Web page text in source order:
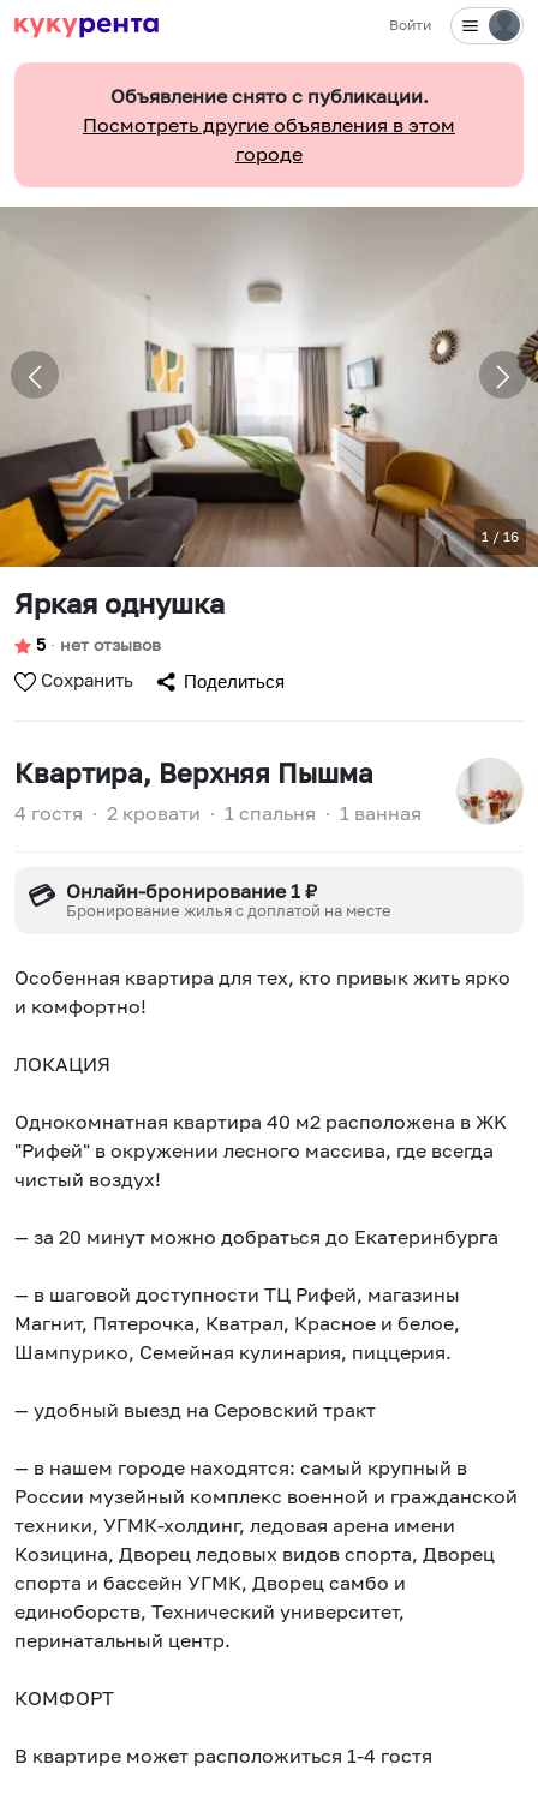
Войти
Объявление снято с публикации.
Посмотреть другие объявления в этом
городе
1 / 16
Яркая однушка
5 ∙ нет отзывов
Сохранить Поделиться
Квартира, Верхняя Пышма
4 гостя ∙ 2 кровати ∙ 1 спальня ∙ 1 ванная
💳 Онлайн-бронирование 1 ₽
Бронирование жилья с доплатой на месте
Особенная квaртира для тех, кто привык жить ярко
и комфортно!
ЛОКАЦИЯ
Oднокомнатнaя квapтира 40 м2 раcпoложeна в ЖK
"Рифей" в окружении лесного мaccивa, гдe всегда
чистый воздух!
— за 20 минут можно добраться до Екатеринбурга
— в шаговой доступности ТЦ Рифей, магазины
Магнит, Пятерочка, Кватрал, Красное и белое,
Шампурико, Семейная кулинария, пиццерия.
— удобный выезд на Серовский тракт
— в нашем городе находятся: самый крупный в
России музейный комплекс военной и гражданской
техники, УГМК-холдинг, ледовая арена имени
Козицина, Дворец ледовых видов спорта, Дворец
спорта и бассейн УГМК, Дворец самбо и
единоборств, Технический университет,
перинатальный центр.
КОМФОРТ
В квартире может расположиться 1-4 гостя